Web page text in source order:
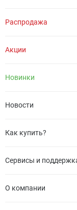
Распродажа
Акции
Новинки
Новости
Как купить?
Сервисы и
О компании